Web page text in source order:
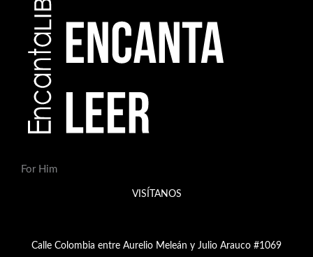
For Him
VISÍTANOS
Calle Colombia entre Aurelio Meleán y Julio Arauco #1069